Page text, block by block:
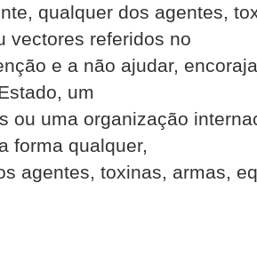
qualquer dos agentes,
vectores referidos no
e a não ajudar,
um
ou uma organização
forma qualquer,
agentes, toxinas, armas,